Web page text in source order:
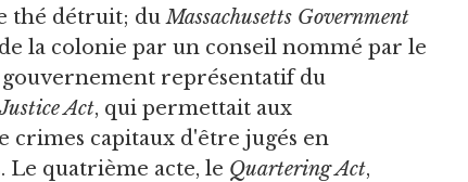
thé détruit; duMassachusetts Government
la colonie par un conseil nommé par le
représentatif du
Act, qui permettait aux
crimes capitaux d'être jugés en
Le quatrième acte, le Quartering Act,